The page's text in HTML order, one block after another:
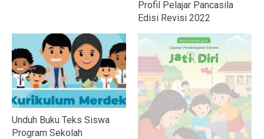
Profil Pelajar Pancasila
Edisi Revisi 2022
Unduh Buku Teks Siswa
Program Sekolah